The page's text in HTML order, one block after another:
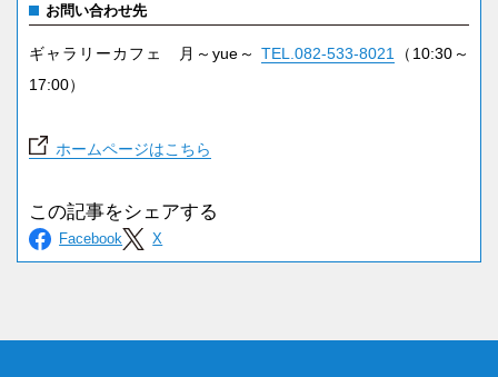
お問い合わせ先
ギャラリーカフェ 月～yue～TEL.082-533-8021
（10:30～
17:00）
ホームページはこちら